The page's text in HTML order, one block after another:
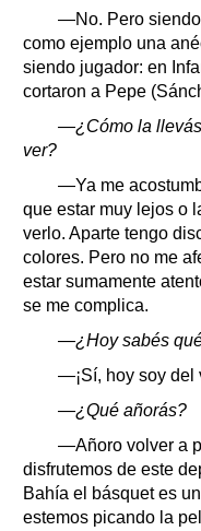
—No. Pero siendo
como ejemplo una
siendo jugador: en
cortaron a Pepe
—¿Cómo la llevás
ver?
—Ya me
que estar muy lejos o
verlo. Aparte tengo
colores. Pero no me
estar sumamente
se me complica.
—¿Hoy sabés
—¡Sí, hoy soy del
—¿Qué añorás?
—Añoro volver a
disfrutemos de este
Bahía el básquet es
estemos picando la